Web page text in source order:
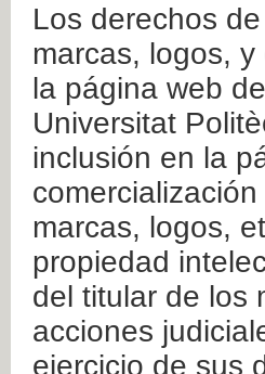
Los derechos
marcas, logos,
la página web
Universitat
inclusión en la
marcas, logos,
propiedad
del titular de los
acciones
ejercicio de sus